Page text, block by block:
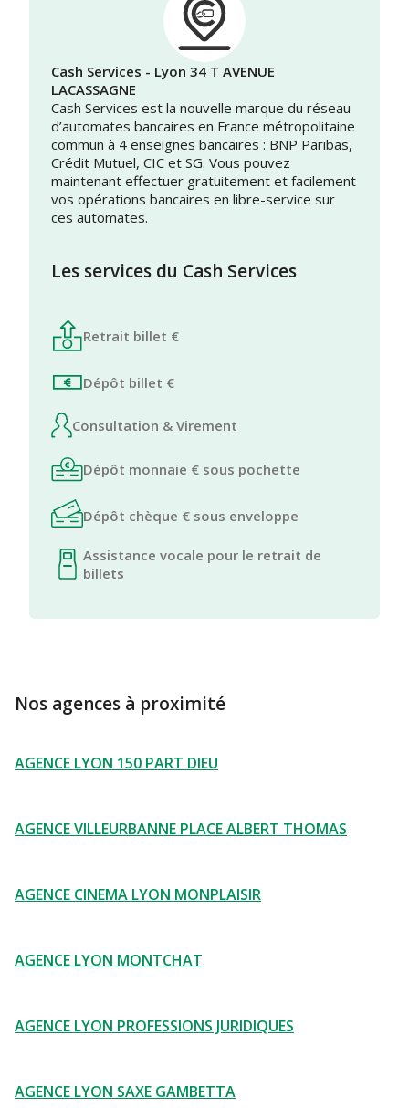
Cash Services - Lyon 34 T AVENUE
LACASSAGNE
Cash Services est la nouvelle marque du réseau
d’automates bancaires en France métropolitaine
commun à 4 enseignes bancaires : BNP Paribas,
Crédit Mutuel, CIC et SG. Vous pouvez
maintenant effectuer gratuitement et facilement
vos opérations bancaires en libre-service sur
ces automates.
Les services du Cash Services
Retrait billet €
Dépôt billet €
Consultation & Virement
Dépôt monnaie € sous pochette
Dépôt chèque € sous enveloppe
Assistance vocale pour le retrait de
billets
Nos agences à proximité
AGENCE LYON 150 PART DIEU
AGENCE VILLEURBANNE PLACE ALBERT THOMAS
AGENCE CINEMA LYON MONPLAISIR
AGENCE LYON MONTCHAT
AGENCE LYON PROFESSIONS JURIDIQUES
AGENCE LYON SAXE GAMBETTA